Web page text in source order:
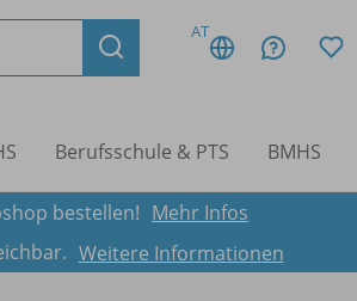
AT
Berufsschule & PTS BMHS
bestellen! Mehr Infos
Weitere Informationen